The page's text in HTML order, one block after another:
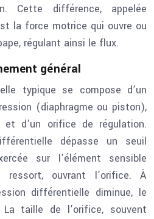
Cette différence, appelée
la force motrice qui ouvre ou
régulant ainsi le flux.
général
typique se compose d’un
(diaphragme ou piston),
et d’un orifice de régulation.
dépasse un seuil
sur l’élément sensible
ouvrant l’orifice. À
différentielle diminue, le
taille de l’orifice, souvent